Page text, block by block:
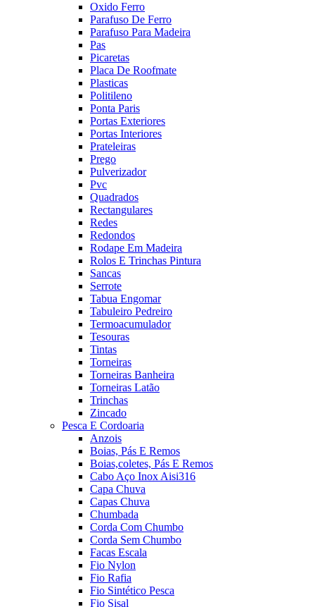
Oxido Ferro
Parafuso De Ferro
Parafuso Para Madeira
Pas
Picaretas
Placa De Roofmate
Plasticas
Politileno
Ponta Paris
Portas Exteriores
Portas Interiores
Prateleiras
Prego
Pulverizador
Pvc
Quadrados
Rectangulares
Redes
Redondos
Rodape Em Madeira
Rolos E Trinchas Pintura
Sancas
Serrote
Tabua Engomar
Tabuleiro Pedreiro
Termoacumulador
Tesouras
Tintas
Torneiras
Torneiras Banheira
Torneiras Latão
Trinchas
Zincado
Pesca E Cordoaria
Anzois
Boias, Pás E Remos
Boias,coletes, Pás E Remos
Cabo Aço Inox Aisi316
Capa Chuva
Capas Chuva
Chumbada
Corda Com Chumbo
Corda Sem Chumbo
Facas Escala
Fio Nylon
Fio Rafia
Fio Sintético Pesca
Fio Sisal